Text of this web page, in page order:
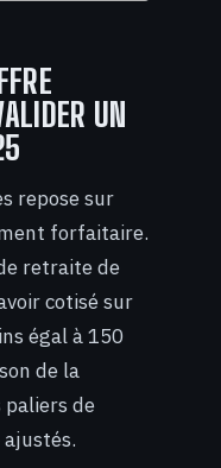
UN
repose sur
forfaitaire.
retraite de
cotisé sur
égal à 150
de la
paliers de